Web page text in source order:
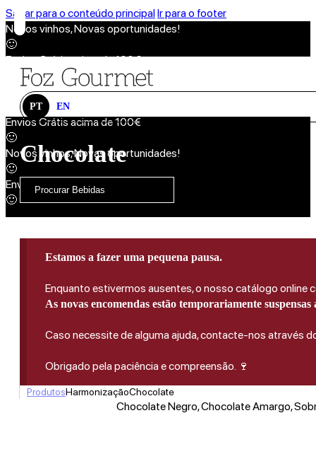
Saltar para o conteúdo principalIr para o footer
Novos vinhos, Novas oportunidades!
🙂
Envios Grátis acima de 100€
Novos vinhos, Novas oportunidades!
Envios Grátis acima de 100€
🙂
Novos vinhos, Novas oportunidades!
🙂
Envios Grátis acima de 100€
🙂
PT EN
Chocolate
Estamos a fazer uma pequena pausa.
Enquanto estivermos ausentes, o nosso catálogo online
As novas encomendas estão temporariamente suspensas
Caso necessite de alguma ajuda, contacte-nos através
Obrigado pela paciência e compreensão. 🍷
ProdutosHarmonizaçãoChocolate
Chocolate Negro, Chocolate Amargo,